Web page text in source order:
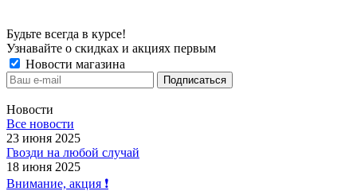
Будьте всегда в курсе!
Узнавайте о скидках и акциях первым
Новости магазина
Новости
Все новости
23 июня 2025
Гвозди на любой случай
18 июня 2025
Внимание, акция ❗️